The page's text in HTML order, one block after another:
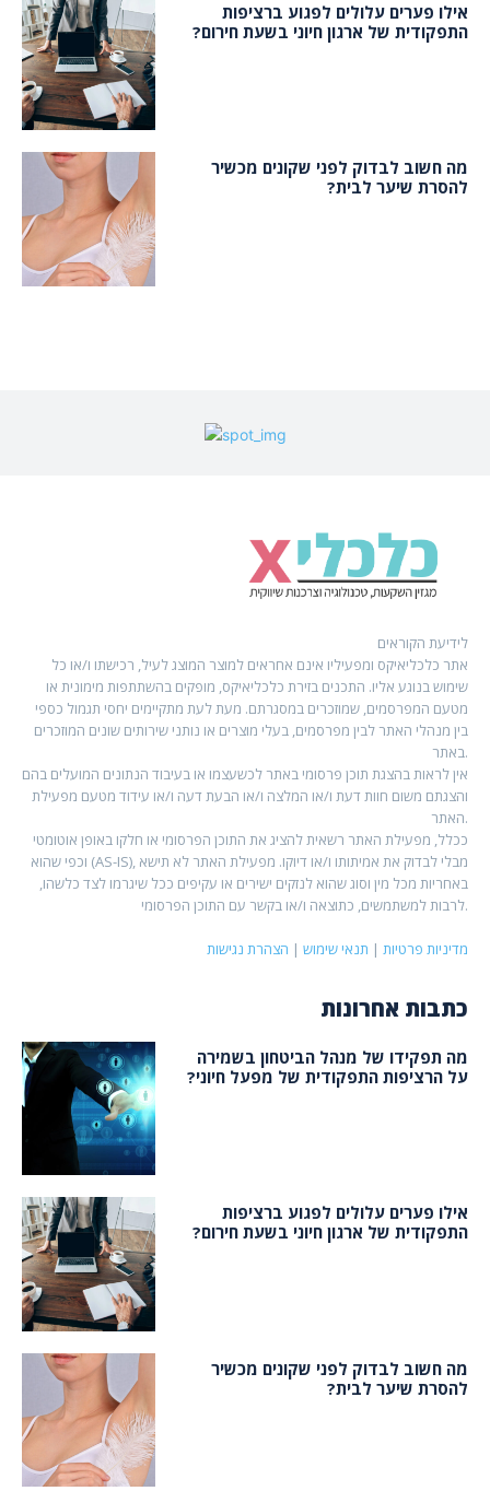
אילו פערים עלולים לפגוע ברציפות
התפקודית של ארגון חיוני בשעת חירום?
מה חשוב לבדוק לפני שקונים מכשיר
להסרת שיער לבית?
לידיעת הקוראים
אתר כלכליאיקס ומפעיליו אינם אחראים למוצר המוצג לעיל, רכישתו ו/או כל
שימוש בנוגע אליו. התכנים בזירת כלכליאיקס, מופקים בהשתתפות מימונית או
מטעם המפרסמים, שמוזכרים במסגרתם. מעת לעת מתקיימים יחסי תגמול כספי
בין מנהלי האתר לבין מפרסמים, בעלי מוצרים או נותני שירותים שונים המוזכרים
באתר.
אין לראות בהצגת תוכן פרסומי באתר לכשעצמו או בעיבוד הנתונים המועלים בהם
והצגתם משום חוות דעת ו/או המלצה ו/או הבעת דעה ו/או עידוד מטעם מפעילת
האתר.
ככלל, מפעילת האתר רשאית להציג את התוכן הפרסומי או חלקו באופן אוטומטי
וכפי שהוא (AS-IS), מבלי לבדוק את אמיתותו ו/או דיוקו. מפעילת האתר לא תישא
באחריות מכל מין וסוג שהוא לנזקים ישירים או עקיפים ככל שיגרמו לצד כלשהו,
לרבות למשתמשים, כתוצאה ו/או בקשר עם התוכן הפרסומי.
מדיניות פרטיות | תנאי שימוש | הצהרת נגישות
כתבות אחרונות
מה תפקידו של מנהל הביטחון בשמירה
על הרציפות התפקודית של מפעל חיוני?
אילו פערים עלולים לפגוע ברציפות
התפקודית של ארגון חיוני בשעת חירום?
מה חשוב לבדוק לפני שקונים מכשיר
להסרת שיער לבית?